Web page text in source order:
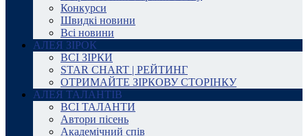
Конкурси
Швидкі новини
Всі новини
АЛЕЯ ЗІРОК
ВСІ ЗІРКИ
STAR CHART | РЕЙТИНГ
ОТРИМАЙТЕ ЗІРКОВУ СТОРІНКУ
АЛЕЯ ТАЛАНТІВ
ВСІ ТАЛАНТИ
Автори пісень
Академічний спів